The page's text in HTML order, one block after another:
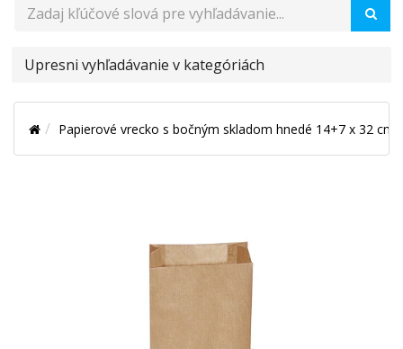
UPRESNI
V
KATEGÓRIÁCH
Papierové vrecko s bočným skladom hnedé 14+7 x 32 cm